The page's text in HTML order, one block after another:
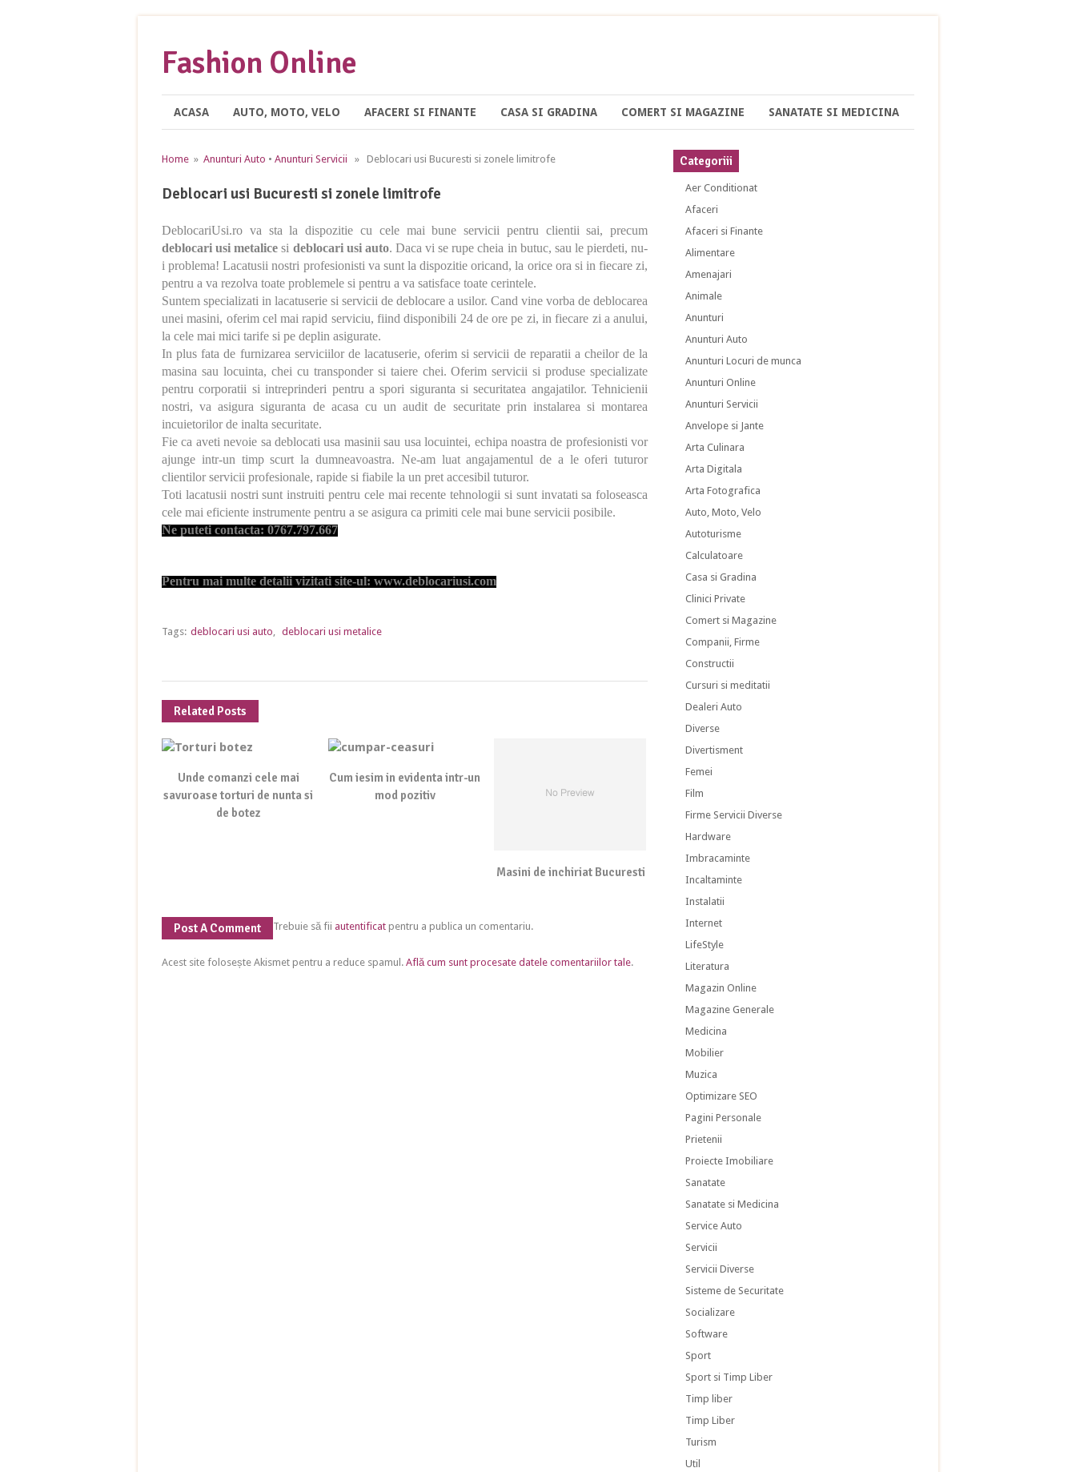
Fashion Online
ACASA AUTO, MOTO, VELO AFACERI SI FINANTE CASA SI GRADINA COMERT SI MAGAZINE SANATATE SI MEDICINA
Home » Anunturi Auto • Anunturi Servicii » Deblocari usi Bucuresti si zonele limitrofe
Deblocari usi Bucuresti si zonele limitrofe
DeblocariUsi.ro va sta la dispozitie cu cele mai bune servicii pentru clientii sai, precum
deblocari usi metalicesi deblocari usi auto. Daca vi se rupe cheia in butuc, sau le pierdeti, nu-
i problema! Lacatusii nostri profesionisti va sunt la dispozitie oricand, la orice ora si in fiecare zi,
pentru a va rezolva toate problemele si pentru a va satisface toate cerintele.
Suntem specializati in lacatuserie si servicii de deblocare a usilor. Cand vine vorba de deblocarea
unei masini, oferim cel mai rapid serviciu, fiind disponibili 24 de ore pe zi, in fiecare zi a anului,
la cele mai mici tarife si pe deplin asigurate.
In plus fata de furnizarea serviciilor de lacatuserie, oferim si servicii de reparatii a cheilor de la
masina sau locuinta, chei cu transponder si taiere chei. Oferim servicii si produse specializate
pentru corporatii si intreprinderi pentru a spori siguranta si securitatea angajatilor. Tehnicienii
nostri, va asigura siguranta de acasa cu un audit de securitate prin instalarea si montarea
incuietorilor de inalta securitate.
Fie ca aveti nevoie sa deblocati usa masinii sau usa locuintei, echipa noastra de profesionisti vor
ajunge intr-un timp scurt la dumneavoastra. Ne-am luat angajamentul de a le oferi tuturor
clientilor servicii profesionale, rapide si fiabile la un pret accesibil tuturor.
Toti lacatusii nostri sunt instruiti pentru cele mai recente tehnologii si sunt invatati sa foloseasca
cele mai eficiente instrumente pentru a se asigura ca primiti cele mai bune servicii posibile.
Ne puteti contacta: 0767.797.667
Pentru mai multe detalii vizitati site-ul: www.deblocariusi.com
Tags: deblocari usi auto, deblocari usi metalice
Related Posts
Unde comanzi cele mai
savuroase torturi de nunta si
de botez
Cum iesim in evidenta intr-un
mod pozitiv
Masini de inchiriat Bucuresti
Post A Comment Trebuie să fii autentificat pentru a publica un comentariu.
Acest site folosește Akismet pentru a reduce spamul. Află cum sunt procesate datele comentariilor tale.
Categoriii
Aer Conditionat
Afaceri
Afaceri si Finante
Alimentare
Amenajari
Animale
Anunturi
Anunturi Auto
Anunturi Locuri de munca
Anunturi Online
Anunturi Servicii
Anvelope si Jante
Arta Culinara
Arta Digitala
Arta Fotografica
Auto, Moto, Velo
Autoturisme
Calculatoare
Casa si Gradina
Clinici Private
Comert si Magazine
Companii, Firme
Constructii
Cursuri si meditatii
Dealeri Auto
Diverse
Divertisment
Femei
Film
Firme Servicii Diverse
Hardware
Imbracaminte
Incaltaminte
Instalatii
Internet
LifeStyle
Literatura
Magazin Online
Magazine Generale
Medicina
Mobilier
Muzica
Optimizare SEO
Pagini Personale
Prietenii
Proiecte Imobiliare
Sanatate
Sanatate si Medicina
Service Auto
Servicii
Servicii Diverse
Sisteme de Securitate
Socializare
Software
Sport
Sport si Timp Liber
Timp liber
Timp Liber
Turism
Util